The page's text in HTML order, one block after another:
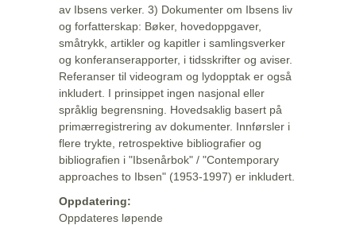
av Ibsens verker. 3) Dokumenter om Ibsens liv
og forfatterskap: Bøker, hovedoppgaver,
småtrykk, artikler og kapitler i samlingsverker
og konferanserapporter, i tidsskrifter og aviser.
Referanser til videogram og lydopptak er også
inkludert. I prinsippet ingen nasjonal eller
språklig begrensning. Hovedsaklig basert på
primærregistrering av dokumenter. Innførsler i
flere trykte, retrospektive bibliografier og
bibliografien i "Ibsenårbok" / "Contemporary
approaches to Ibsen" (1953-1997) er inkludert.
Oppdatering:
Oppdateres løpende